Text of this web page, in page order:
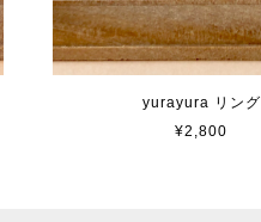
yurayura リング
¥2,800